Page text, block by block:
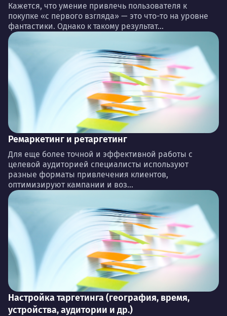
Кажется, что умение привлечь пользователя к
покупке «с первого взгляда» — это что-то на уровне
фантастики. Однако к такому результат...
Ремаркетинг и ретаргетинг
Для еще более точной и эффективной работы с
целевой аудиторией специалисты используют
разные форматы привлечения клиентов,
оптимизируют кампании и воз...
Настройка таргетинга (география, время,
устройства, аудитории и др.)